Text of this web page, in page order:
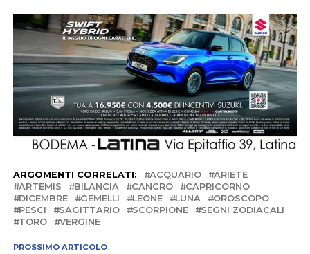
ARGOMENTI CORRELATI: ACQUARIO
ARIETE
ARTEMIS
BILANCIA CANCRO
CAPRICORNO
DICEMBRE
GEMELLI LEONE LUNA
OROSCOPO
PESCI
SAGITTARIO SCORPIONE
SEGNI ZODIACALI
TORO
VERGINE
PROSSIMO ARTICOLO